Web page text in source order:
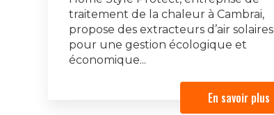
traitement de la chaleur à Cambrai,
propose des extracteurs d’air solaires
pour une gestion écologique et
économique...
En savoir plus